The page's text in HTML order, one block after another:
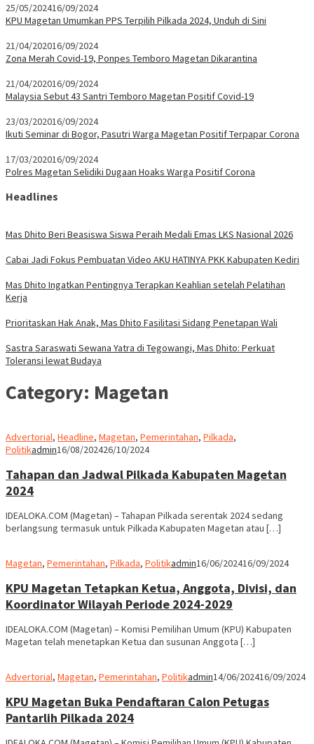
25/05/202416/09/2024
KPU Magetan Umumkan PPS Terpilih Pilkada 2024, Unduh di Sini
21/04/202016/09/2024
Zona Merah Covid-19, Ponpes Temboro Magetan Dikarantina
21/04/202016/09/2024
Malaysia Sebut 43 Santri Temboro Magetan Positif Covid-19
23/03/202016/09/2024
Ikuti Seminar di Bogor, Pasutri Warga Magetan Positif Terpapar Corona
17/03/202016/09/2024
Polres Magetan Selidiki Dugaan Hoaks Warga Positif Corona
Headlines
Mas Dhito Beri Beasiswa Siswa Peraih Medali Emas LKS Nasional 2026
Cabai Jadi Fokus Pembuatan Video AKU HATINYA PKK Kabupaten Kediri
Mas Dhito Ingatkan Pentingnya Terapkan Keahlian setelah Pelatihan
Kerja
Prioritaskan Hak Anak, Mas Dhito Fasilitasi Sidang Penetapan Wali
Sastra Saraswati Sewana Yatra di Tegowangi, Mas Dhito: Perkuat
Toleransi lewat Budaya
Category: Magetan
Advertorial, Headline, Magetan, Pemerintahan, Pilkada,
Politikadmin16/08/202426/10/2024
Tahapan dan Jadwal Pilkada Kabupaten Magetan
2024
IDEALOKA.COM (Magetan) – Tahapan Pilkada serentak 2024 sedang
berlangsung termasuk untuk Pilkada Kabupaten Magetan atau […]
Magetan, Pemerintahan, Pilkada, Politikadmin16/06/202416/09/2024
KPU Magetan Tetapkan Ketua, Anggota, Divisi, dan
Koordinator Wilayah Periode 2024-2029
IDEALOKA.COM (Magetan) – Komisi Pemilihan Umum (KPU) Kabupaten
Magetan telah menetapkan Ketua dan susunan Anggota […]
Advertorial, Magetan, Pemerintahan, Politikadmin14/06/202416/09/2024
KPU Magetan Buka Pendaftaran Calon Petugas
Pantarlih Pilkada 2024